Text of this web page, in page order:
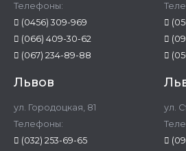
Телефоны:
(0456) 309-969
(066) 409-30-62
(067) 234-89-88
Львов
ул. Городоцкая, 81
Телефоны:
(032) 253-69-65
ул.